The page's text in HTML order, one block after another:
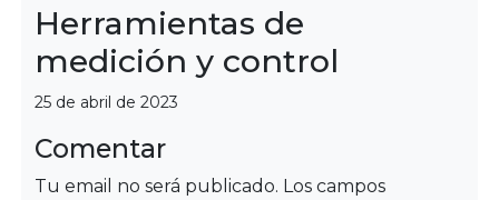
Herramientas de
medición y control
Categorías
25 de abril de 2023
Comentar
Tu email no será publicado. Los campos